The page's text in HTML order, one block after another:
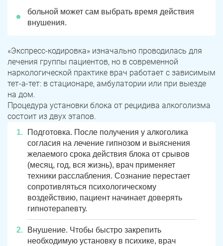
больной может сам выбрать время действия
внушения.
«Экспресс-кодировка» изначально проводилась для
лечения группы пациентов, но в современной
наркологической практике врач работает с зависимым
тет-а-тет: в стационаре, амбулатории или при выезде
на дом.
Процедура установки блока от рецидива алкоголизма
состоит из двух этапов.
Подготовка. После получения у алкоголика
согласия на лечение гипнозом и выяснения
желаемого срока действия блока от срывов
(месяц, год, вся жизнь), врач применяет
техники расслабления. Сознание перестает
сопротивляться психологическому
воздействию, пациент начинает доверять
гипнотерапевту.
Внушение. Чтобы быстро закрепить
необходимую установку в психике, врач